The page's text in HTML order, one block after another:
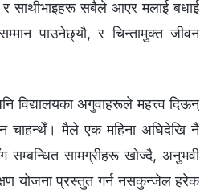
र साथीभाइहरू सबैले आएर मलाई बधाई
पाउनेछ्यौ, र चिन्तामुक्त जीवन
विद्यालयका अगुवाहरूले महत्त्व दिऊन्
चाहन्थेँ। मैले एक महिना अघिदेखि नै
सम्बन्धित सामग्रीहरू खोज्दै, अनुभवी
योजना प्रस्तुत गर्न नसकुन्जेल हरेक